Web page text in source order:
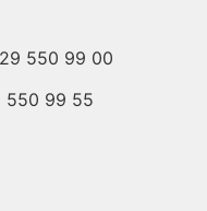
550 99 00
550 99 55